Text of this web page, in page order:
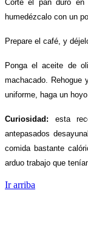
Corte el pan duro en
humedézcalo con un
Prepare el café, y
Ponga el aceite de
machacado. Rehogue
uniforme, haga un
Curiosidad: esta
antepasados
comida bastante
arduo trabajo que
Ir arriba